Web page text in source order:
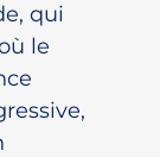
qui
le